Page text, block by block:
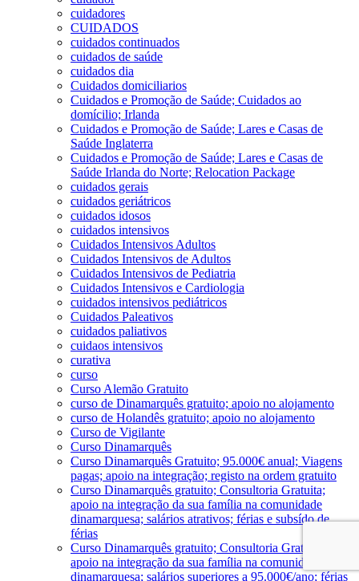
cuidadores
CUIDADOS
cuidados continuados
cuidados de saúde
cuidados dia
Cuidados domiciliarios
Cuidados e Promoção de Saúde; Cuidados ao
domícilio; Irlanda
Cuidados e Promoção de Saúde; Lares e Casas de
Saúde Inglaterra
Cuidados e Promoção de Saúde; Lares e Casas de
Saúde Irlanda do Norte; Relocation Package
cuidados gerais
cuidados geriátricos
cuidados idosos
cuidados intensivos
Cuidados Intensivos Adultos
Cuidados Intensivos de Adultos
Cuidados Intensivos de Pediatria
Cuidados Intensivos e Cardiologia
cuidados intensivos pediátricos
Cuidados Paleativos
cuidados paliativos
cuidaos intensivos
curativa
curso
Curso Alemão Gratuito
curso de Dinamarquês gratuito; apoio no alojamento
curso de Holandês gratuito; apoio no alojamento
Curso de Vigilante
Curso Dinamarquês
Curso Dinamarquês Gratuito; 95.000€ anual; Viagens
pagas; apoio na integração; registo na ordem gratuito
Curso Dinamarquês gratuito; Consultoria Gratuita;
apoio na integração da sua família na comunidade
dinamarquesa; salários atrativos; férias e subsído de
férias
Curso Dinamarquês gratuito; Consultoria Gratuita;
apoio na integração da sua família na comunidade
dinamarquesa; salários superiores a 95.000€/ano; férias